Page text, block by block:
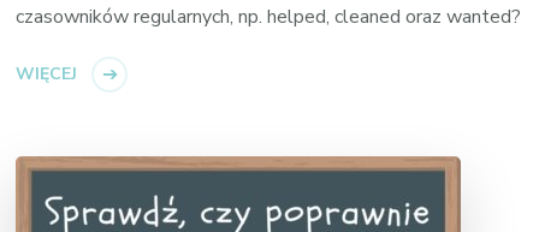
czasowników regularnych, np. helped, cleaned oraz wanted?
WIĘCEJ